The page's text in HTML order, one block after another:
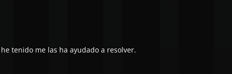
tenido me las ha ayudado a resolver.